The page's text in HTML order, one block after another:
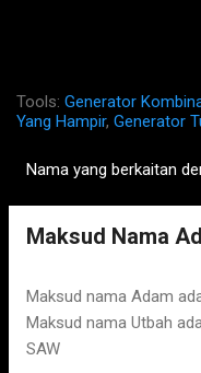
Tools: Generator
Yang Hampir, Generator
o
Nama yang berkaitan
Maksud Nama
Maksud nama Adam
Maksud nama Utbah
SAW